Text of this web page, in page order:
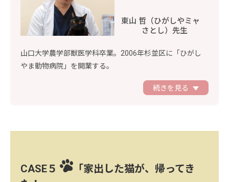
東山 哲（ひがしやミャ
さとし）先生
山口大学農学部獣医学科卒業。2006年杉並区に「ひがし
やま動物病院」を開業する。
続きを見る
CASE５
「家出した猫が、帰ってき